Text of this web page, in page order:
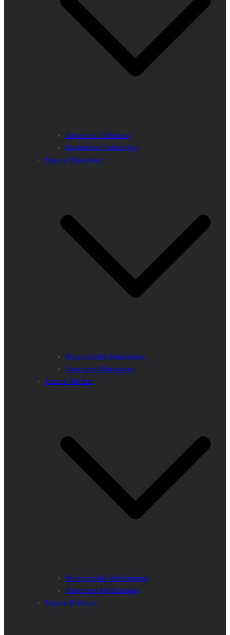
Artistes et Créateurs
Institutions Culturelles
Espace Education
Personnalités Educatives
Structures Educatives
Espace Médias
Personnalités Médiatiques
Structures Médiatiques
Espace Politique